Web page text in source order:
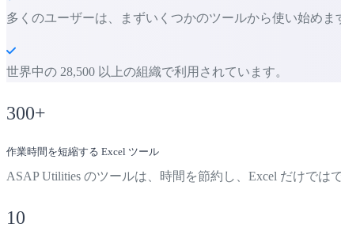
多くのユーザーは、まずいくつかのツールから使い始めま
世界中の 28,500 以上の組織で利用されています。
300+
作業時間を短縮する Excel ツール
ASAP Utilities のツールは、時間を節約し、Excel だけでは
10